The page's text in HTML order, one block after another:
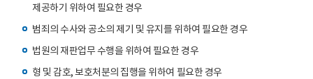
제공하기 위하여 필요한 경우
범죄의 수사와 공소의 제기 및 유지를 위하여 필요한 경우
법원의 재판업무 수행을 위하여 필요한 경우
형 및 감호, 보호처분의 집행을 위하여 필요한 경우